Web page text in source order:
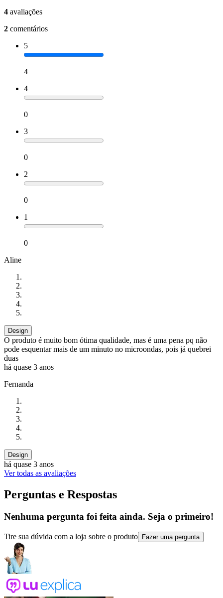
4 avaliações
2 comentários
5
4
4
0
3
0
2
0
1
0
Aline
Design
O produto é muito bom ótima qualidade, mas é uma pena pq não
pode esquentar mais de um minuto no microondas, pois já quebrei
duas
há quase 3 anos
Fernanda
Design
há quase 3 anos
Ver todas as avaliações
Perguntas e Respostas
Nenhuma pergunta foi feita ainda. Seja o primeiro!
Tire sua dúvida com a loja sobre o produto Fazer uma pergunta